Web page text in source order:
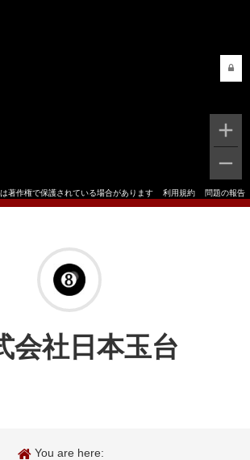
著作権で保護されている場合があります 利用規約 問題の報告
会社日本玉台
You are here: